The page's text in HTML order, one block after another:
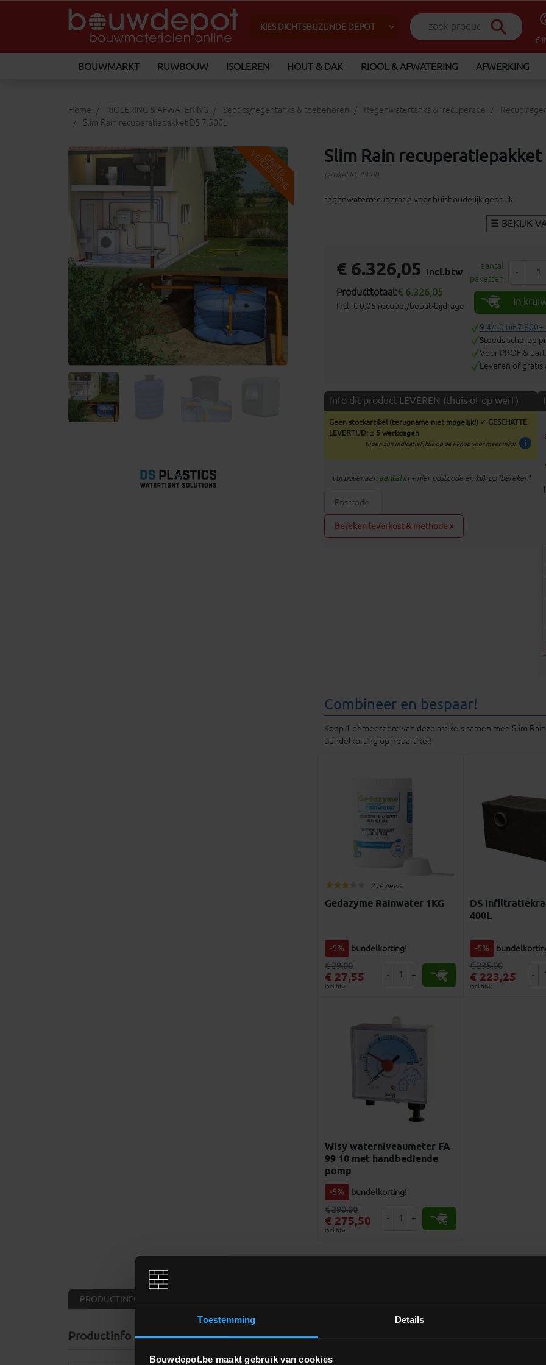
Toestemming Details
Bouwdepot.be maakt gebruik van cookies
search
€
BOUWMARKT RUWBOUW ISOLEREN HOUT & DAK RIOOL & AFWATERING AFWERKING
Home RIOLERING & AFWATERING Septics/regentanks & toebehoren Regenwatertanks & -recuperatie
Slim Rain recuperatiepakket DS 7.500L
G
R
A
T
I
S
V
E
R
Z
E
N
D
I
N
G
keyboard_arrow_right
Slim Rain recuperatiepakket
(artikel ID: 4948)
regenwaterrecuperatie voor huishoudelijk gebruik
€ 6.326,05 incl.btw
Producttotaal:€ 6.326,05
Incl. € 0,05 recupel/bebat-bijdrage
aantal
paketten
-
In
9.4/10 uit 7.800+
Steeds scherpe
Voor PROF &
Leveren of gratis
Info dit product LEVEREN (thuis of op werf)
Geen stockartikel (terugname niet mogelijk!) ✓ GESCHATTE
LEVERTIJD: ± 5 werkdagen
info
tijden zijn indicatief; klik op de i-knop voor meer info:
vul bovenaan aantalin + hier postcode en klik op 'bereken'
Bereken leverkost & methode »
Combineer en bespaar!
Koop 1 of meerdere van deze artikels samen met 'Slim
bundelkorting op het artikel!
2 reviews
Gedazyme Rainwater 1KG
-5%
bundelkorting!
€ 29,00
€ 27,55
incl.btw
- +
DS
400L
-5%
€ 235,00
€ 223,25
incl.btw
-
Wisy waterniveaumeter FA
99 10 met handbediende
pomp
-5%
bundelkorting!
€ 290,00
€ 275,50
incl.btw
- +
PRODUCTINFO »
Productinfo Extra informatie